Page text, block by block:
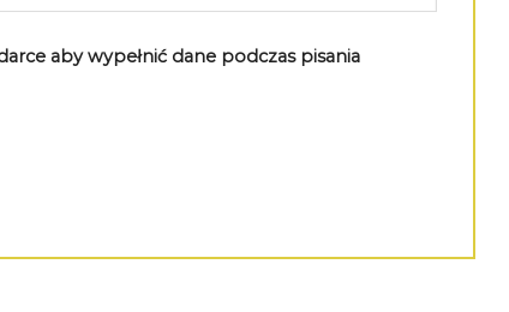
aby wypełnić dane podczas pisania